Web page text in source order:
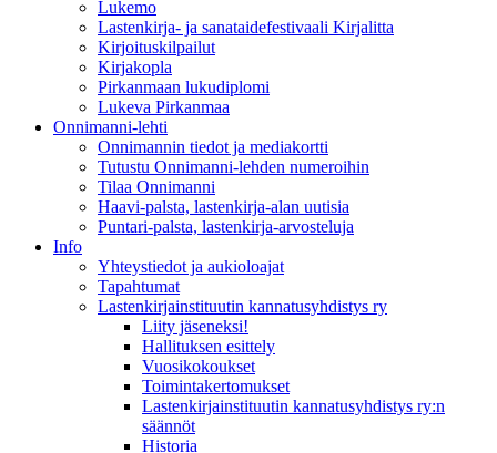
Lukemo
Lastenkirja- ja sanataidefestivaali Kirjalitta
Kirjoituskilpailut
Kirjakopla
Pirkanmaan lukudiplomi
Lukeva Pirkanmaa
Onnimanni-lehti
Onnimannin tiedot ja mediakortti
Tutustu Onnimanni-lehden numeroihin
Tilaa Onnimanni
Haavi-palsta, lastenkirja-alan uutisia
Puntari-palsta, lastenkirja-arvosteluja
Info
Yhteystiedot ja aukioloajat
Tapahtumat
Lastenkirjainstituutin kannatusyhdistys ry
Liity jäseneksi!
Hallituksen esittely
Vuosikokoukset
Toimintakertomukset
Lastenkirjainstituutin kannatusyhdistys ry:n
säännöt
Historia